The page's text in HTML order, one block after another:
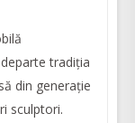
tradiția
din generație
sculptori.